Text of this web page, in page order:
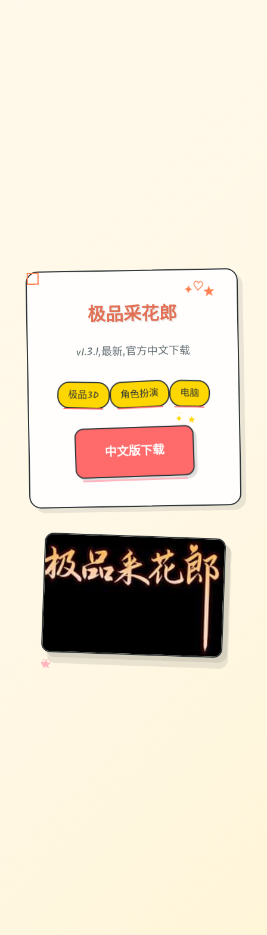
极品采花郎
✦ ♡★
v1.3.1,最新,官方中文下载
极品3D 角色扮演 电脑
中文版下载
→
✦ ★
✧
♡
★
♥